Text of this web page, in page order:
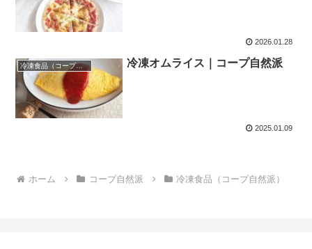
2026.01.28
冷凍食品（コープ自然派） 冷凍オムライス｜コープ自然派
2025.01.09
ホーム コープ自然派 冷凍食品（コープ自然派）